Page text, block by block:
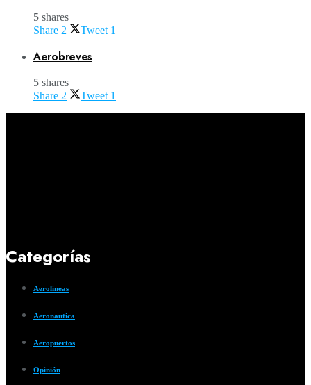
5 shares
Share 2 Tweet 1
Aerobreves
5 shares
Share 2 Tweet 1
Categorías
Aerolíneas
Aeronautica
Aeropuertos
Opinión